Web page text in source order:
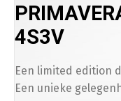
4S3V
Een limited edition
Een unieke